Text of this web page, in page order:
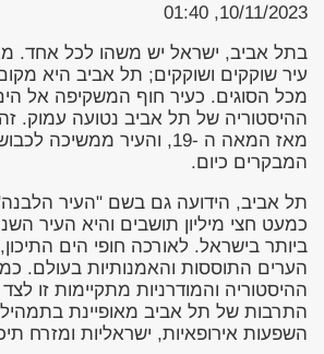
10/11/2023, 01:40
בתל אביב, ישראל יש משהו לכל אחד.
עיר שוקקים ושוקקים; תל אביב היא
מכל הסוגים. כעיר חוף המשקיפה אל
ההיסטוריה של תל אביב נטועה עמוק.
מאז המאה ה -19, והעיר
המבקרים כיום.
תל אביב, הידועה גם בשם "העיר
כמעט חצי מיליון תושבים והיא העיר
ביותר בישראל. לאורכה חופי הים
הערים התוססות והאמנותיות בעולם.
ההיסטוריה והמודרניות מתקיימות זו
התרבות של תל אביב מאופיינת
השפעות אירופאיות, ישראליות ומזרח